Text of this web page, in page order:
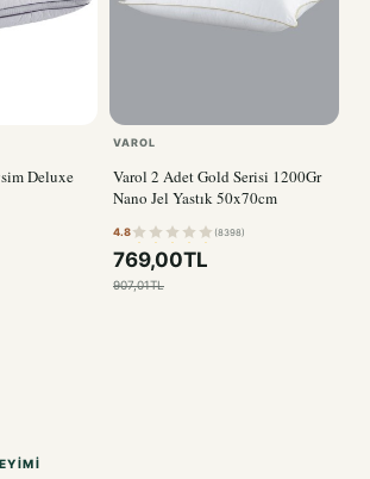
Deluxe
VAROL
Varol 2 Adet Gold Serisi 1200Gr
Nano Jel Yastık 50x70cm
4.8 (8398)
769,00TL
907,01TL